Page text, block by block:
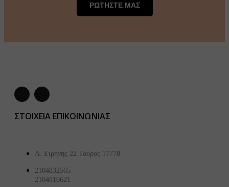
ΡΩΤΗΣΤΕ ΜΑΣ
ΣΤΟΙΧΕΙΑ ΕΠΙΚΟΙΝΩΝΙΑΣ
Λ. Ειρήνης 22 Ταύρος 17778
2104832565
2104810621